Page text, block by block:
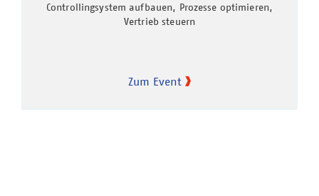
Controllingsystem aufbauen, Prozesse optimieren,
Vertrieb steuern
Zum Event